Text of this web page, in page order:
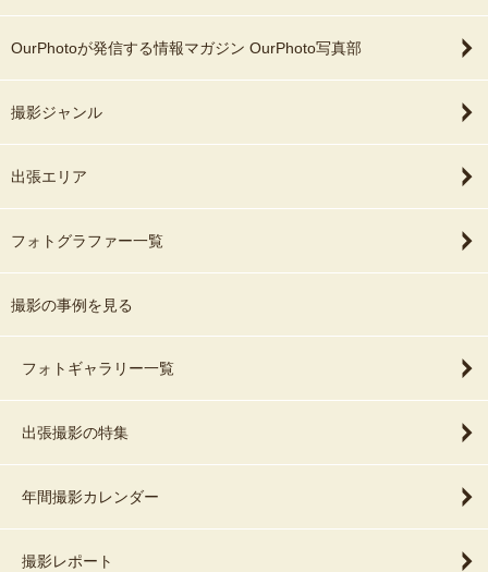
OurPhotoが発信する情報マガジン OurPhoto写真部
撮影ジャンル
出張エリア
フォトグラファー一覧
撮影の事例を見る
フォトギャラリー一覧
出張撮影の特集
年間撮影カレンダー
撮影レポート